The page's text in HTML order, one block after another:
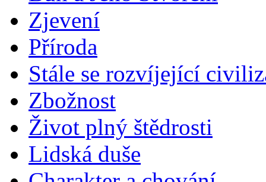
Zjevení
Příroda
Stále se rozvíjející
Zbožnost
Život plný štědrosti
Lidská duše